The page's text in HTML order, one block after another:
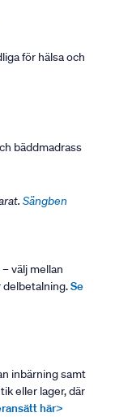
för hälsa och
bäddmadrass
Sängben
välj mellan
Se
inbärning samt
eller lager, där
här>